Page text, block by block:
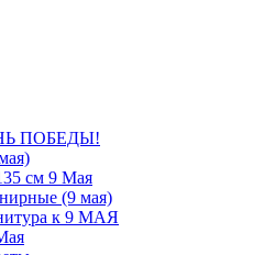
ПОБЕДЫ!
см 9 Мая
(9 мая)
к 9 МАЯ